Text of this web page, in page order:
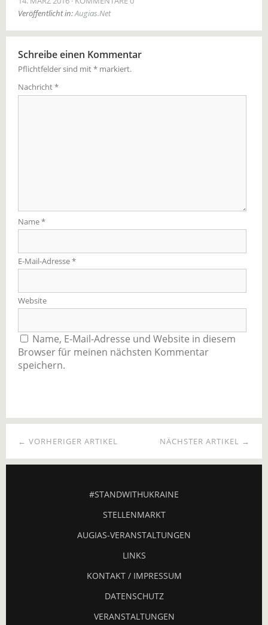
Veröffentlicht in:Augias.Net
Schreibe einen Kommentar
Pflichtfelder sind mit* markiert.
Nachricht*
Name*
E-Mail-Adresse*
Website
Name, E-Mail-Adresse und Website in diesem
Browser für meinen nächsten Kommentar
speichern.
NÄCHSTER ARTIKEL →
← VORHERIGER ARTIKEL
#STANDWITHUKRAINE
STELLENMARKT
AUGIAS-VERANSTALTUNGEN
LINKS
KONTAKT / IMPRESSUM
DATENSCHUTZ
VERANSTALTUNGEN